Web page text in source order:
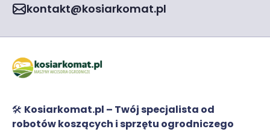
kontakt@kosiarkomat.pl
🛠️ Kosiarkomat.pl – Twój specjalista od
robotów koszących i sprzętu ogrodniczego